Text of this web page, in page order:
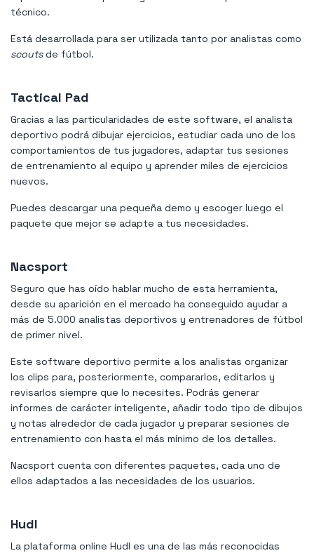
técnico.
Está desarrollada para ser utilizada tanto por analistas como
scoutsde fútbol.
Tactical Pad
Gracias a las particularidades de este software, el analista
deportivo podrá dibujar ejercicios, estudiar cada uno de los
comportamientos de tus jugadores, adaptar tus sesiones
de entrenamiento al equipo y aprender miles de ejercicios
nuevos.
Puedes descargar una pequeña demo y escoger luego el
paquete que mejor se adapte a tus necesidades.
Nacsport
Seguro que has oído hablar mucho de esta herramienta,
desde su aparición en el mercado ha conseguido ayudar a
más de 5.000 analistas deportivos y entrenadores de fútbol
de primer nivel.
Este software deportivo permite a los analistas organizar
los clips para, posteriormente, compararlos, editarlos y
revisarlos siempre que lo necesites. Podrás generar
informes de carácter inteligente, añadir todo tipo de dibujos
y notas alrededor de cada jugador y preparar sesiones de
entrenamiento con hasta el más mínimo de los detalles.
Nacsport cuenta con diferentes paquetes, cada uno de
ellos adaptados a las necesidades de los usuarios.
Hudl
La plataforma online Hudl es una de las más reconocidas